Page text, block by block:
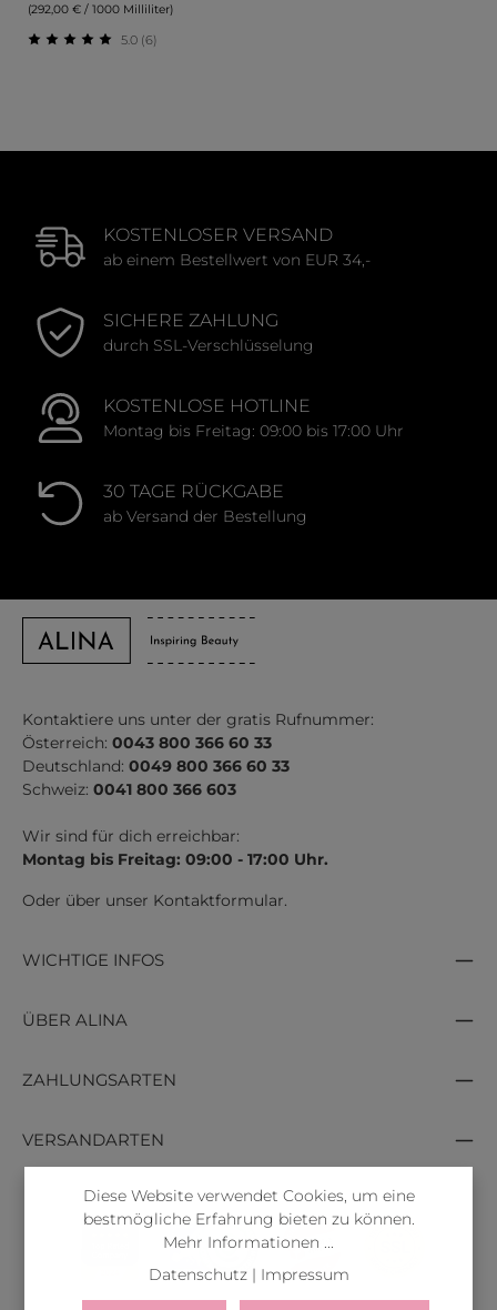
(292,00 € / 1000 Milliliter)
5.0 (6)
KOSTENLOSER VERSAND
ab einem Bestellwert von EUR 34,-
SICHERE ZAHLUNG
durch SSL-Verschlüsselung
KOSTENLOSE HOTLINE
Montag bis Freitag: 09:00 bis 17:00 Uhr
30 TAGE RÜCKGABE
ab Versand der Bestellung
Kontaktiere uns unter der gratis Rufnummer:
Österreich: 0043 800 366 60 33
Deutschland: 0049 800 366 60 33
Schweiz: 0041 800 366 603
Wir sind für dich erreichbar:
Montag bis Freitag: 09:00 - 17:00 Uhr.
Oder über unser Kontaktformular.
WICHTIGE INFOS
ÜBER ALINA
ZAHLUNGSARTEN
VERSANDARTEN
Diese Website verwendet Cookies, um eine
bestmögliche Erfahrung bieten zu können.
Mehr Informationen ...
Datenschutz| Impressum